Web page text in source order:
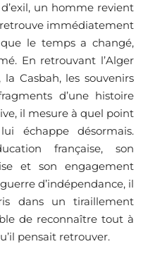
un homme revient
immédiatement
le temps a changé,
En retrouvant l’Alger
Casbah, les souvenirs
d’une histoire
il mesure à quel point
échappe désormais.
française, son
et son engagement
d’indépendance, il
dans un tiraillement
de reconnaître tout à
pensait retrouver.